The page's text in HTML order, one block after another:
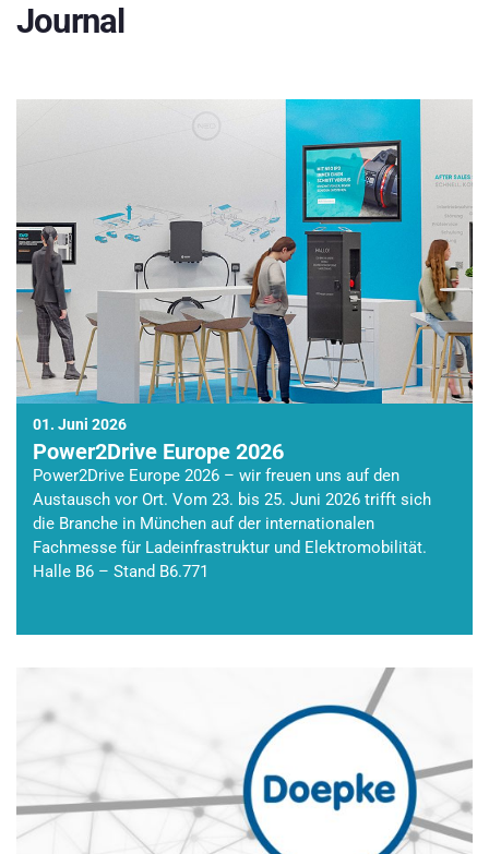
Journal
01. Juni 2026
Power2Drive Europe 2026
Power2Drive Europe 2026 – wir freuen uns auf den
Austausch vor Ort. Vom 23. bis 25. Juni 2026 trifft sich
die Branche in München auf der internationalen
Fachmesse für Ladeinfrastruktur und Elektromobilität.
Halle B6 – Stand B6.771